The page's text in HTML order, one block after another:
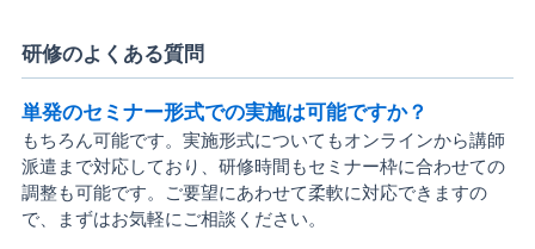
研修のよくある質問
単発のセミナー形式での実施は可能ですか？
もちろん可能です。実施形式についてもオンラインから講師
派遣まで対応しており、研修時間もセミナー枠に合わせての
調整も可能です。ご要望にあわせて柔軟に対応できますの
で、まずはお気軽にご相談ください。